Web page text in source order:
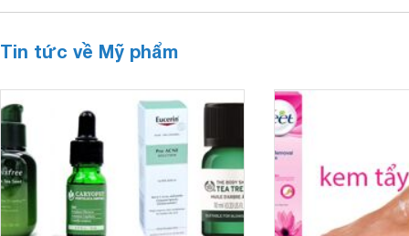
Tin tức về Mỹ phẩm